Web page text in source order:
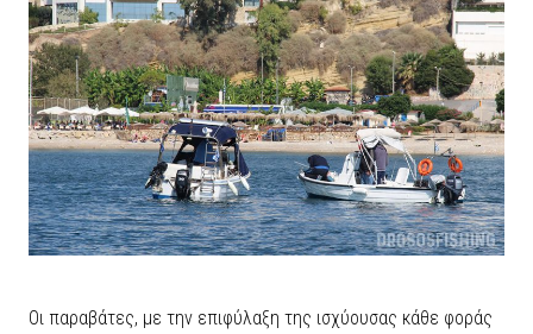
Οι παραβάτες, με την επιφύλαξη της ισχύουσας κάθε φοράς